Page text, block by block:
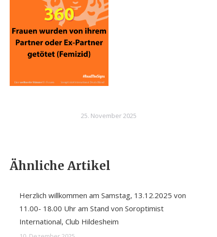
25. November 2025
Ähnliche Artikel
Herzlich willkommen am Samstag, 13.12.2025 von
11.00- 18.00 Uhr am Stand von Soroptimist
International, Club Hildesheim